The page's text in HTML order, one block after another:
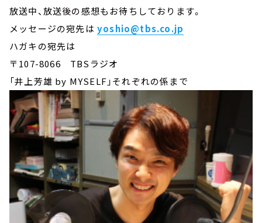
放送中、放送後の感想もお待ちしております。
メッセージの宛先は yoshio@tbs.co.jp
ハガキの宛先は
〒107-8066 TBSラジオ
「井上芳雄 by MYSELF」それぞれの係まで